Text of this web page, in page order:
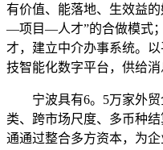
有价值、能落地、生效益
—项目—人才”的合做模式
才，建立中介办事系统。
技智能化数字平台，供给
宁波具有6。5万家外贸
类、跨市场尺度、多币种
通通过整合多方资本，为